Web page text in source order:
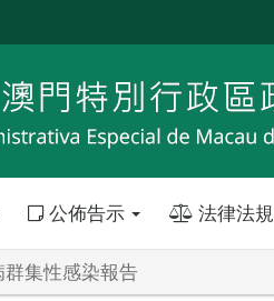
公佈告示 法律法規
集性感染報告